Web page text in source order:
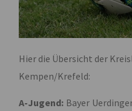
Hier die Übersicht der
Kempen/Krefeld:
A-Jugend: Bayer